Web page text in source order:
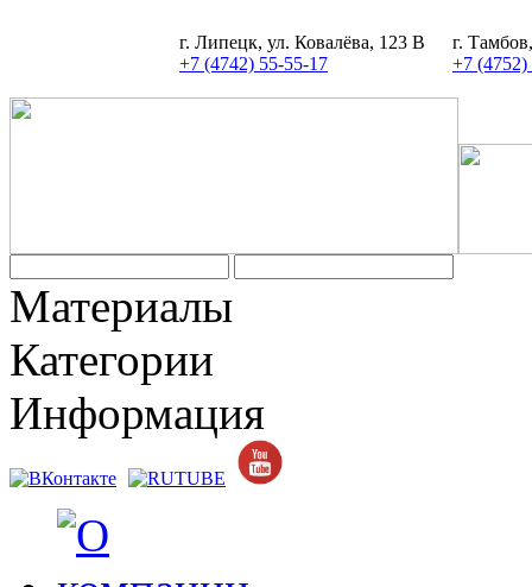
г. Липецк, ул. Ковалёва, 123 В
+7 (4742) 55-55-17
г.
+7 (4752)
Материалы
Категории
Информация
Задать вопрос